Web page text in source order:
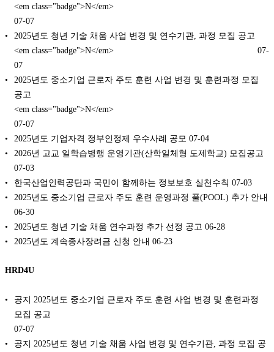
<em class="badge">N</em>
07-07
2025년도 청년 기술 채움 사업 변경 및 연수기관, 과정 모집 공고
<em class="badge">N</em>
07-
07
2025년도 중소기업 근로자 주도 훈련 사업 변경 및 훈련과정 모집
공고
<em class="badge">N</em>
07-07
2025년도 기업자격 정부인정제 우수사례 공모 07-04
2026년 고교 일학습병행 운영기관(산학일체형 도제학교) 모집공고
07-03
한국산업인력공단과 국민이 함께하는 정보보호 실천수칙 07-03
2025년도 중소기업 근로자 주도 훈련 운영과정 풀(POOL) 추가 안내
06-30
2025년도 청년 기술 채움 연수과정 추가 선정 공고 06-28
2025년도 계속종사장려금 신청 안내 06-23
HRD4U
공지 2025년도 중소기업 근로자 주도 훈련 사업 변경 및 훈련과정
모집 공고
07-07
공지 2025년도 청년 기술 채움 사업 변경 및 연수기관, 과정 모집 공